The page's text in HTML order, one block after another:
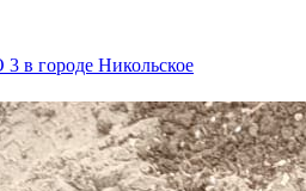
в городе Никольское